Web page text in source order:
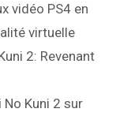
vidéo PS4 en
virtuelle
2: Revenant
No Kuni 2 sur